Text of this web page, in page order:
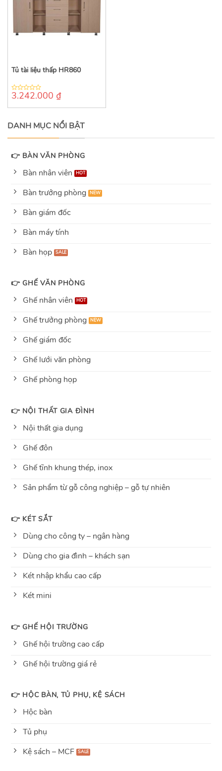
Tủ tài liệu thấp HR860
0
of
3.242.000 ₫
DANH MỤC NỔI BẬT
👉 BÀN VĂN PHÒNG
Bàn nhân viên
Bàn trưởng phòng
Bàn giám đốc
Bàn máy tính
Bàn họp
👉 GHẾ VĂN PHÒNG
Ghế nhân viên
Ghế trưởng phòng
Ghế giám đốc
Ghế lưới văn phòng
Ghế phòng họp
👉 NỘI THẤT GIA ĐÌNH
Nội thất gia dụng
Ghế đôn
Ghế tĩnh khung thép, inox
Sản phẩm từ gỗ công nghiệp – gỗ tự nhiên
👉 KÉT SẮT
Dùng cho công ty – ngân hàng
Dùng cho gia đình – khách sạn
Két nhập khẩu cao cấp
Két mini
👉 GHẾ HỘI TRƯỜNG
Ghế hội trường cao cấp
Ghế hội trường giá rẻ
👉 HỘC BÀN, TỦ PHỤ, KỆ SÁCH
Hộc bàn
Tủ phụ
Kệ sách – MCF